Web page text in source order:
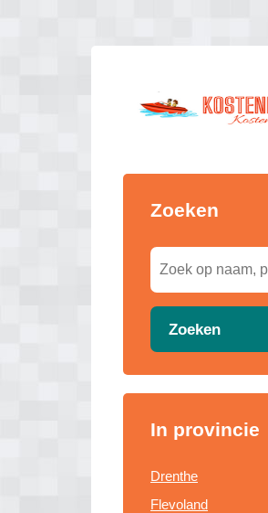
Zoeken
Zoeken
In provincie
Drenthe
Flevoland